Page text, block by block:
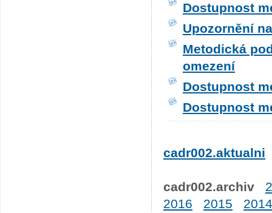
Dostupnost
Upozornění
Metodická
omezení
Dostupnost
Dostupnost
cadr002.aktualni
cadr002.archiv
2016
2015 2014